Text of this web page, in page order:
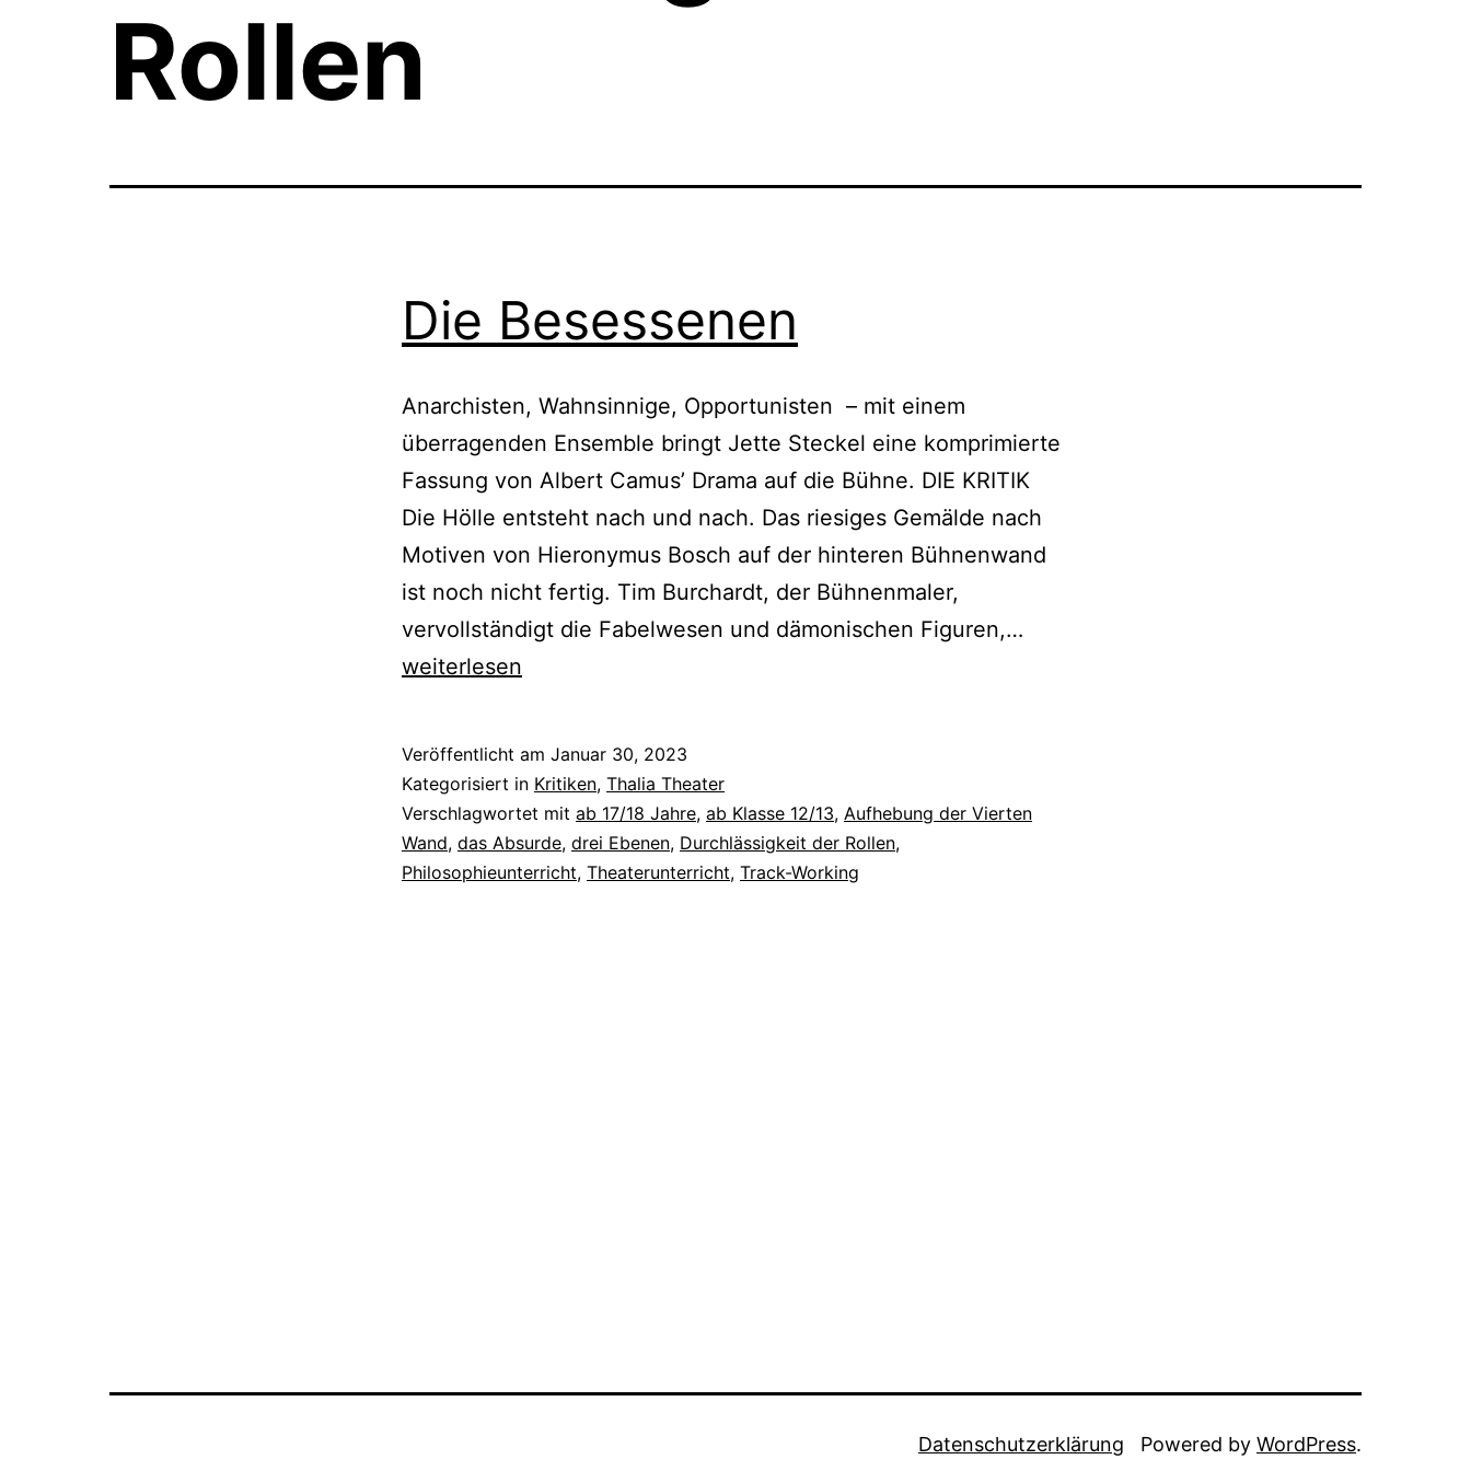
Rollen
Die Besessenen
Anarchisten, Wahnsinnige, Opportunisten – mit einem
überragenden Ensemble bringt Jette Steckel eine komprimierte
Fassung von Albert Camus’ Drama auf die Bühne. DIE KRITIK
Die Hölle entsteht nach und nach. Das riesiges Gemälde nach
Motiven von Hieronymus Bosch auf der hinteren Bühnenwand
ist noch nicht fertig. Tim Burchardt, der Bühnenmaler,
vervollständigt die Fabelwesen und dämonischen Figuren,…
weiterlesen
Veröffentlicht am Januar 30, 2023
Kategorisiert in Kritiken, Thalia Theater
Verschlagwortet mit ab 17/18 Jahre, ab Klasse 12/13, Aufhebung der Vierten
Wand, das Absurde, drei Ebenen, Durchlässigkeit der Rollen,
Philosophieunterricht, Theaterunterricht, Track-Working
Datenschutzerklärung Powered by WordPress.